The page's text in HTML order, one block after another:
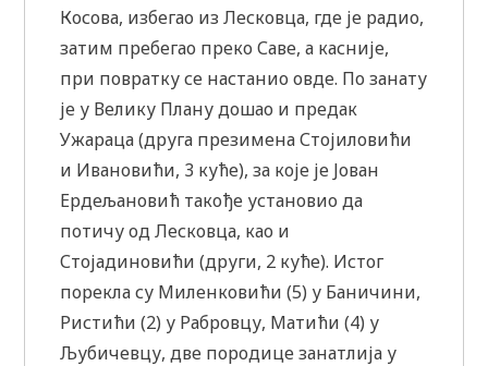
Косова, избегао из Лесковца, где је радио,
затим пребегао преко Саве, а касније,
при повратку се настанио овде. По занату
је у Велику Плану дошао и предак
Ужараца (друга презимена Стојиловићи
и Ивановићи, 3 куће), за које је Јован
Ердељановић такође установио да
потичу од Лесковца, као и
Стојадиновићи (други, 2 куће). Истог
порекла су Миленковићи (5) у Баничини,
Ристићи (2) у Рабровцу, Матићи (4) у
Љубичевцу, две породице занатлија у